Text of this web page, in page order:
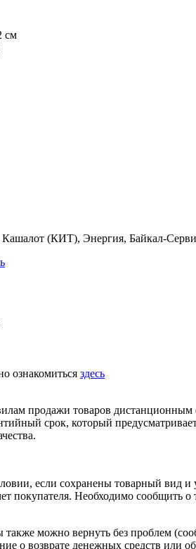
см
(КИТ), Энергия, Байкал-
ознакомиться здесь
продажи товаров
срок, который
если сохранены товарный
покупателя. Необходимо
можно вернуть без проблем
о возврате денежных средств или